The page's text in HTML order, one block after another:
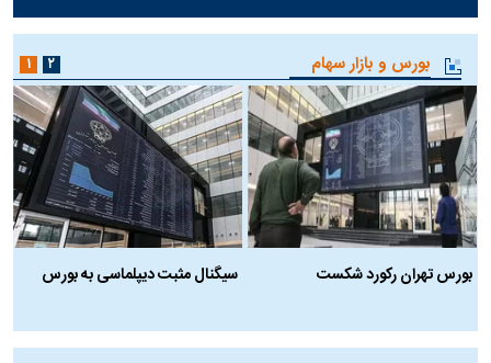
بورس و بازار سهام
بورس تهران رکورد شکست
سیگنال مثبت دیپلماسی به بورس
۱ ۲